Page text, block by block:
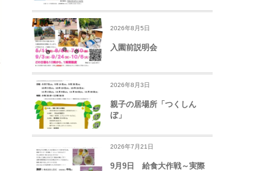
2026年8月5日
入園前説明会
2026年8月3日
親子の居場所「つくしん
ぼ」
2026年7月21日
9月9日 給食大作戦～実際